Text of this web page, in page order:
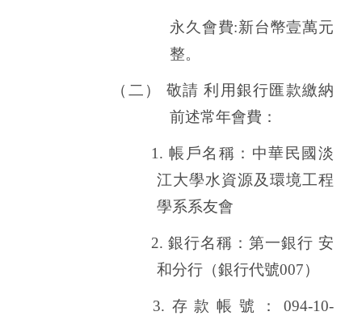
永久會費:新台幣壹萬元
整。
（二）
敬請 利用銀行匯款繳納
前述常年會費：
1. 帳戶名稱：中華民國淡
江大學水資源及環境工程
學系系友會
2. 銀行名稱：第一銀行 安
和分行（銀行代號007）
3. 存款帳號： 094-10-